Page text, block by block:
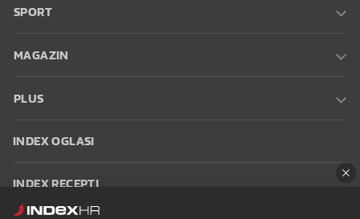
SPORT
MAGAZIN
PLUS
INDEX OGLASI
INDEX RECEPTI